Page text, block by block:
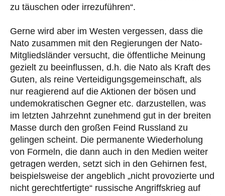
zu täuschen oder irrezuführen“.
Gerne wird aber im Westen vergessen, dass die
Nato zusammen mit den Regierungen der Nato-
Mitgliedsländer versucht, die öffentliche Meinung
gezielt zu beeinflussen, d.h. die Nato als Kraft des
Guten, als reine Verteidigungsgemeinschaft, als
nur reagierend auf die Aktionen der bösen und
undemokratischen Gegner etc. darzustellen, was
im letzten Jahrzehnt zunehmend gut in der breiten
Masse durch den großen Feind Russland zu
gelingen scheint. Die permanente Wiederholung
von Formeln, die dann auch in den Medien weiter
getragen werden, setzt sich in den Gehirnen fest,
beispielsweise der angeblich „nicht provozierte und
nicht gerechtfertigte“ russische Angriffskrieg auf